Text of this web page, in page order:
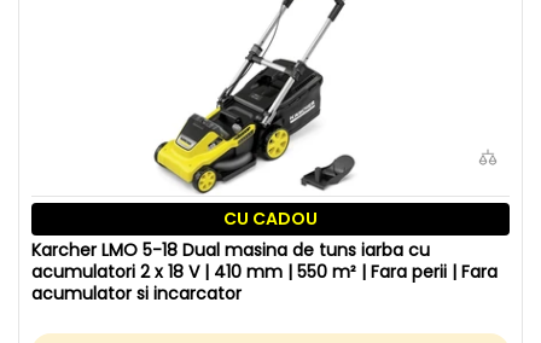
CU CADOU
Karcher LMO 5-18 Dual masina de tuns iarba cu
acumulatori 2 x 18 V | 410 mm | 550 m² | Fara perii | Fara
acumulator si incarcator